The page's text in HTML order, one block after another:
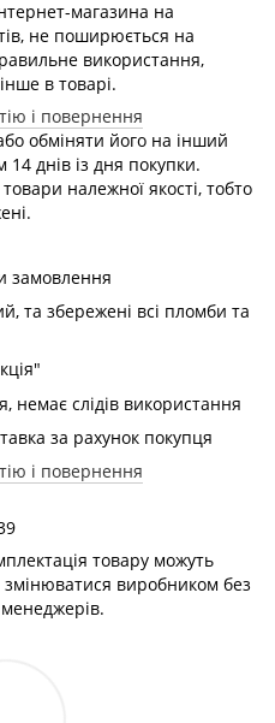
магазина на
не поширюється на
використання,
в товарі.
і повернення
обміняти його на інший
днів із дня покупки.
належної якості, тобто
замовлення
та збережені всі пломби та
слідів використання
за рахунок покупця
і повернення
товару можуть
змінюватися виробником без